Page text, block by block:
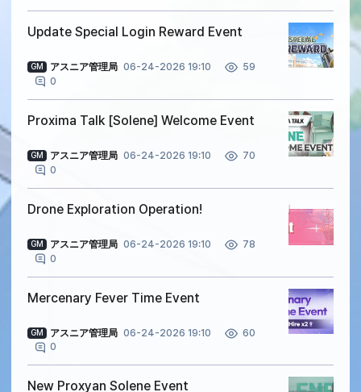
Update Special Login Reward Event
GM アスニア管理局 06-24-2026 19:10
59
0
Proxima Talk [Solene] Welcome Event
GM アスニア管理局 06-24-2026 19:10
70
0
Drone Exploration Operation!
GM アスニア管理局 06-24-2026 19:10
78
0
Mercenary Fever Time Event
GM アスニア管理局 06-24-2026 19:10
60
0
New Proxyan Solene Event